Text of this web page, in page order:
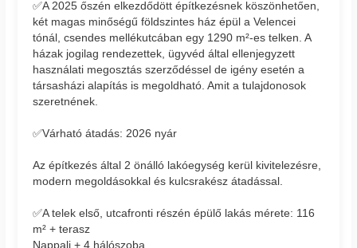
✅A 2025 őszén elkezdődött építkezésnek köszönhetően,
két magas minőségű földszintes ház épül a Velencei
tónál, csendes mellékutcában egy 1290 m²-es telken. A
házak jogilag rendezettek, ügyvéd által ellenjegyzett
használati megosztás szerződéssel de igény esetén a
társasházi alapítás is megoldható. Amit a tulajdonosok
szeretnének.
✅Várható átadás: 2026 nyár
Az építkezés által 2 önálló lakóegység kerül kivitelezésre,
modern megoldásokkal és kulcsrakész átadással.
✅A telek első, utcafronti részén épülő lakás mérete: 116
m² + terasz
Nappali + 4 hálószoba